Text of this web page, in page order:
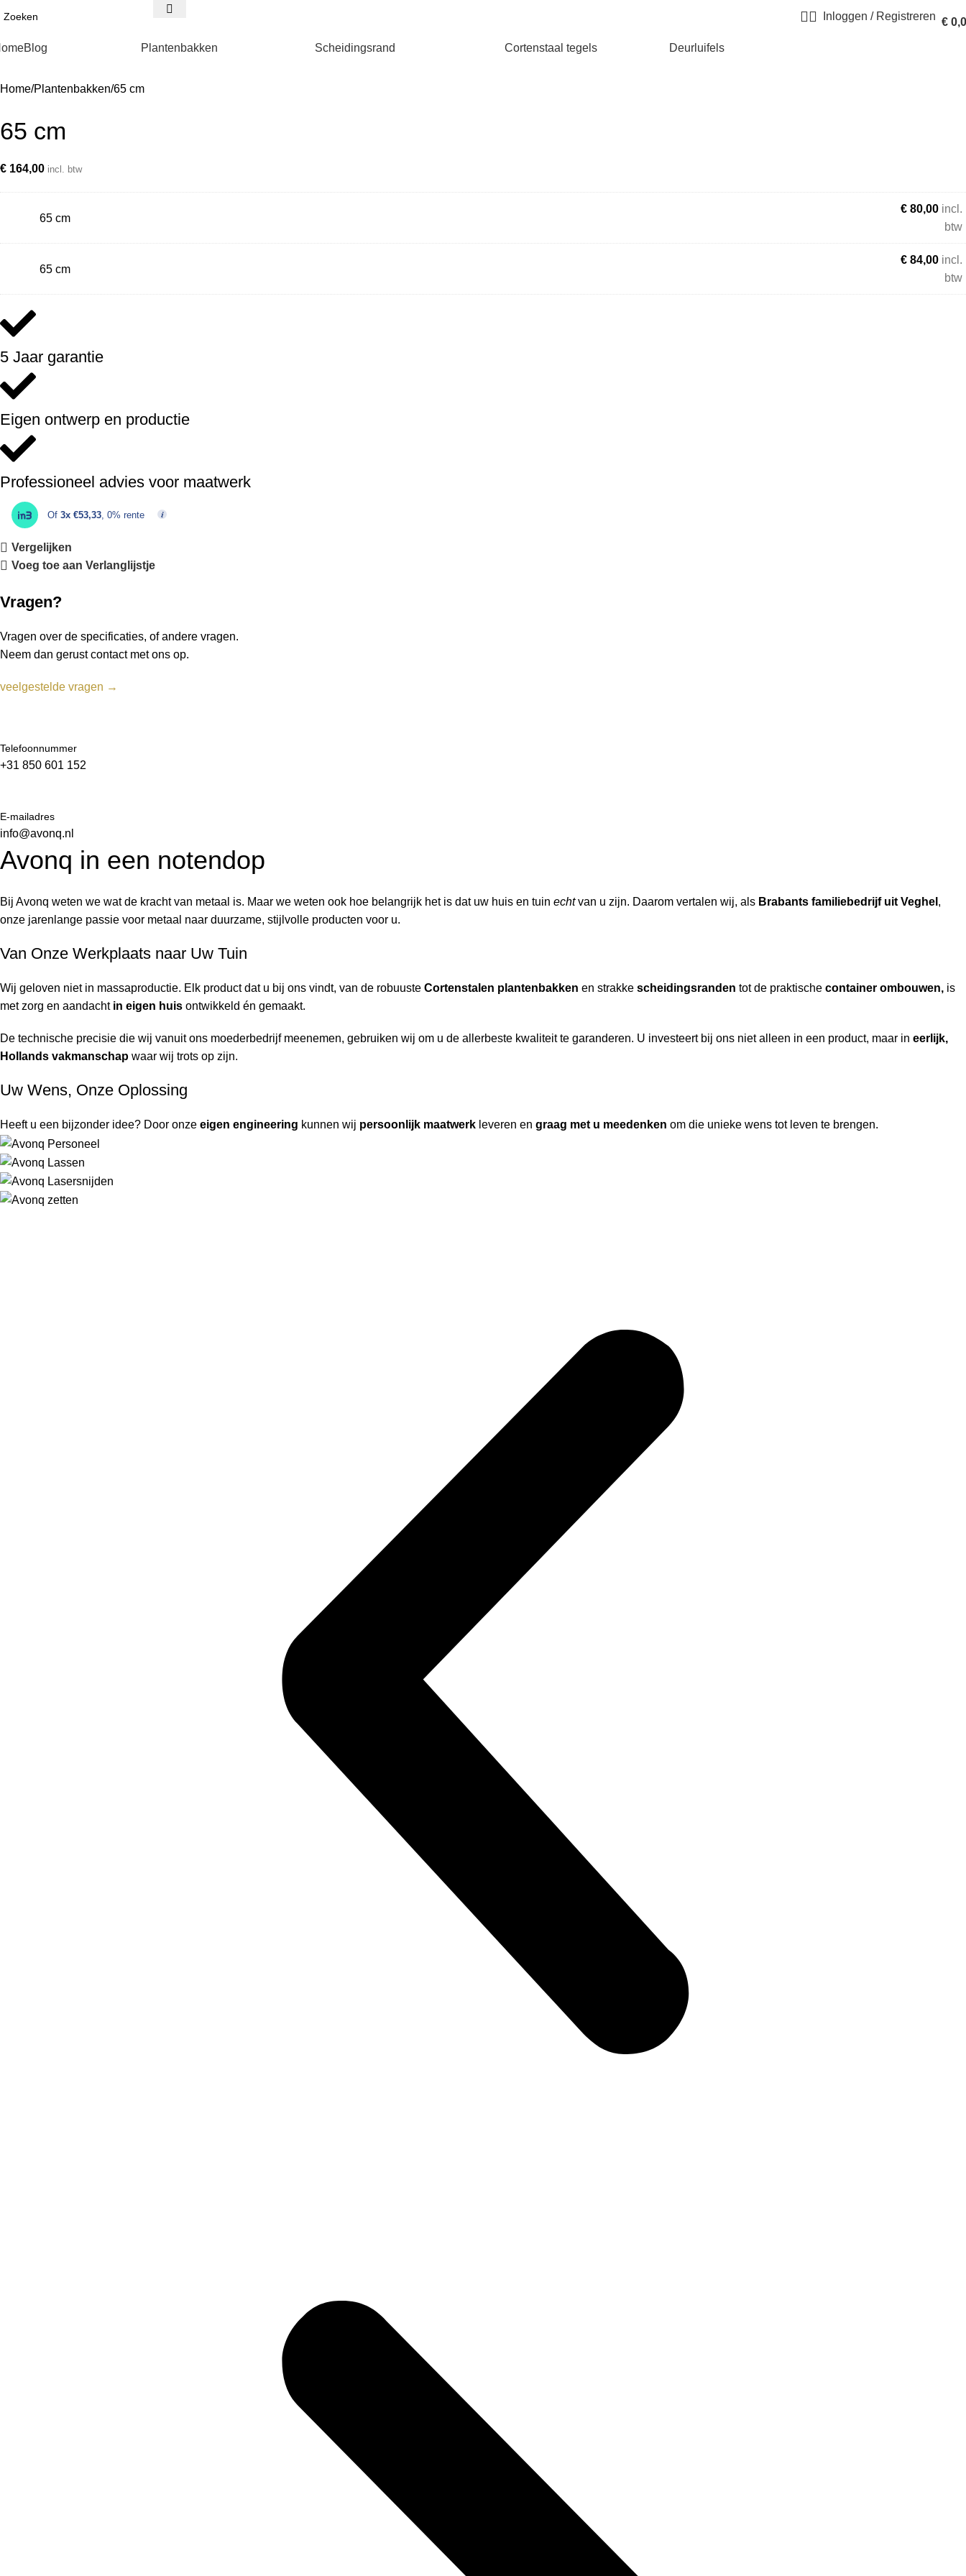
Inloggen / Registreren €
Blog Plantenbakken Scheidingsrand Cortenstaal tegels Deurluifels
Home Plantenbakken 65 cm
65 cm
€ 164,00 incl. btw
65 cm
€ 80,00 incl.
btw
65 cm
€ 84,00 incl.
btw
5 Jaar garantie
Eigen ontwerp en productie
Professioneel advies voor maatwerk
Of 3x €53,33, 0% rente
Vergelijken
Voeg toe aan Verlanglijstje
Vragen?
Vragen over de specificaties, of andere vragen.
Neem dan gerust contact met ons op.
veelgestelde vragen →
Telefoonnummer
+31 850 601 152
E-mailadres
info@avonq.nl
Avonq in een notendop
Bij Avonq weten we wat de kracht van metaal is. Maar we weten ook hoe belangrijk het is dat uw huis en tuin echtvan u zijn. Daarom vertalen wij, als Brabants familiebedrijf uit Veghel ,
onze jarenlange passie voor metaal naar duurzame, stijlvolle producten voor u.
Van Onze Werkplaats naar Uw Tuin
Wij geloven niet in massaproductie. Elk product dat u bij ons vindt, van de robuuste Cortenstalen plantenbakken en strakke scheidingsranden tot de praktische container ombouwen, is
met zorg en aandacht in eigen huis ontwikkeld én gemaakt.
De technische precisie die wij vanuit ons moederbedrijf meenemen, gebruiken wij om u de allerbeste kwaliteit te garanderen. U investeert bij ons niet alleen in een product, maar in eerlijk,
Hollands vakmanschap waar wij trots op zijn.
Uw Wens, Onze Oplossing
Heeft u een bijzonder idee? Door onze eigen engineering kunnen wij persoonlijk maatwerk leveren en graag met u meedenken om die unieke wens tot leven te brengen.